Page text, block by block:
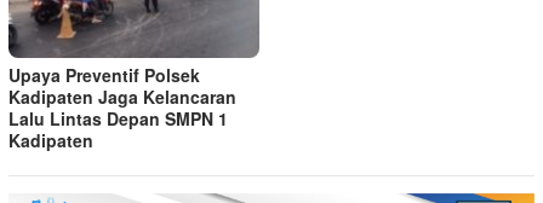
Upaya Preventif Polsek
Kadipaten Jaga Kelancaran
Lalu Lintas Depan SMPN 1
Kadipaten